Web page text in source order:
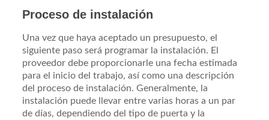
Proceso de instalación
Una vez que haya aceptado un presupuesto, el
siguiente paso será programar la instalación. El
proveedor debe proporcionarle una fecha estimada
para el inicio del trabajo, así como una descripción
del proceso de instalación. Generalmente, la
instalación puede llevar entre varias horas a un par
de días, dependiendo del tipo de puerta y la